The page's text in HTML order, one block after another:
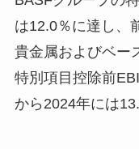
は12.0％に達し、
貴金属およびベー
特別項目控除前
から2024年には